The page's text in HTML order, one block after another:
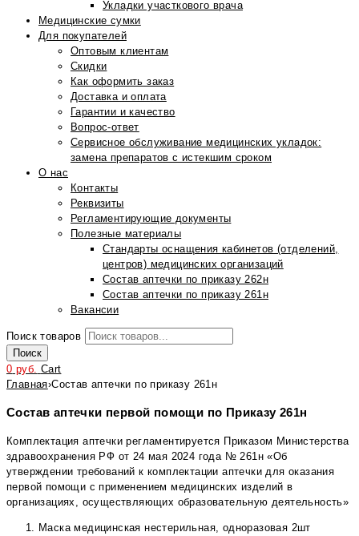
Укладки участкового врача
Медицинские сумки
Для покупателей
Оптовым клиентам
Скидки
Как оформить заказ
Доставка и оплата
Гарантии и качество
Вопрос-ответ
Сервисное обслуживание медицинских укладок:
замена препаратов с истекшим сроком
О нас
Контакты
Реквизиты
Регламентирующие документы
Полезные материалы
Стандарты оснащения кабинетов (отделений,
центров) медицинских организаций
Состав аптечки по приказу 262н
Состав аптечки по приказу 261н
Вакансии
Поиск товаров
Поиск
0 руб. Cart
Главная›Состав аптечки по приказу 261н
Состав аптечки первой помощи по Приказу 261н
Комплектация аптечки регламентируется Приказом Министерства
здравоохранения РФ от 24 мая 2024 года № 261н «Об
утверждении требований к комплектации аптечки для оказания
первой помощи с применением медицинских изделий в
организациях, осуществляющих образовательную деятельность»
Маска медицинская нестерильная, одноразовая 2шт